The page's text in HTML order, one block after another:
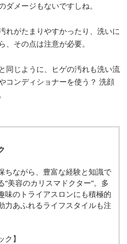
メージもないですしね。
れがたまりやすかったり、洗いに
、その点は注意が必要。
同じように、ヒゲの汚れも洗い流
コンディショナーを使う？ 洗顔
ちながら、豊富な経験と知識で
美容のカリスマドクター”。多
味のトライアスロンにも積極的
力あふれるライフスタイルも注
】